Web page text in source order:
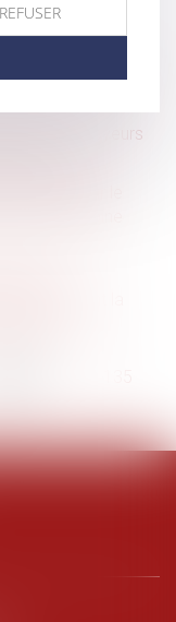
de
accrus pour
aux employeurs
2022
Justice sur le
de patrimoine
avant la
REFUSER